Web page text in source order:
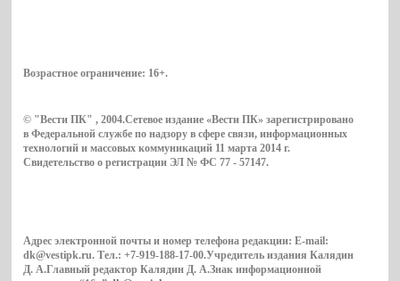
Возрастное ограничение: 16+.
© "Вести ПК" , 2004.Сетевое издание «Вести ПК» зарегистрировано
в Федеральной службе по надзору в сфере связи, информационных
технологий и массовых коммуникаций 11 марта 2014 г.
Свидетельство о регистрации ЭЛ № ФС 77 - 57147.
Адрес электронной почты и номер телефона редакции: E-mail:
dk@vestipk.ru. Тел.: +7-919-188-17-00.Учредитель издания Калядин
Д. А.Главный редактор Калядин Д. А.Знак информационной